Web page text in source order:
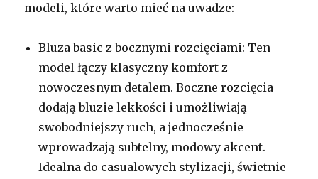
modeli, które warto mieć na uwadze:
Bluza basic z bocznymi rozcięciami: Ten
model łączy klasyczny komfort z
nowoczesnym detalem. Boczne rozcięcia
dodają bluzie lekkości i umożliwiają
swobodniejszy ruch, a jednocześnie
wprowadzają subtelny, modowy akcent.
Idealna do casualowych stylizacji, świetnie